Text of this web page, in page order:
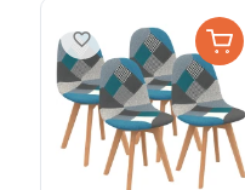
favorite_border